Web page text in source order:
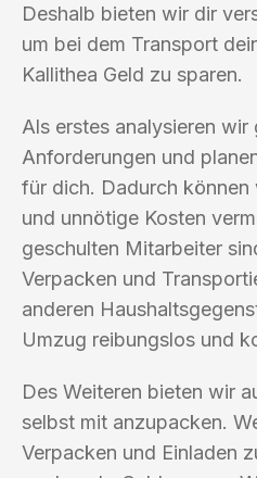
Deshalb bieten wir dir
um bei dem Transport
Kallithea Geld zu sparen.
Als erstes analysieren wir
Anforderungen und
für dich. Dadurch
und unnötige Kosten
geschulten Mitarbeiter
Verpacken und
anderen
Umzug reibungslos und
Des Weiteren bieten wir
selbst mit anzupacken.
Verpacken und Einladen